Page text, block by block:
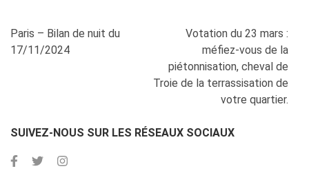
Navigation
de
Paris – Bilan de nuit du
17/11/2024
Votation du 23 mars :
méfiez-vous de la
piétonnisation, cheval de
Troie de la terrassisation de
votre quartier.
SUIVEZ-NOUS SUR LES RÉSEAUX SOCIAUX